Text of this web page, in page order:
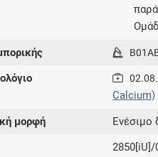
Calcium)
μορφή Eνέσιμο
2850[iU]/